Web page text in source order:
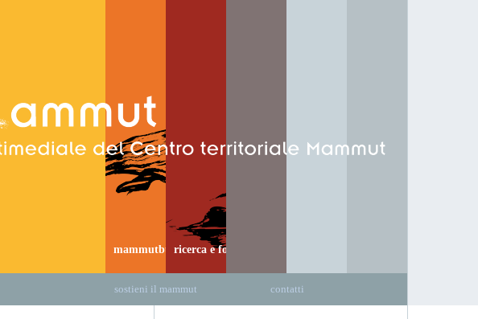
mammutbusricerca e formazione
sostieni il mammut contatti